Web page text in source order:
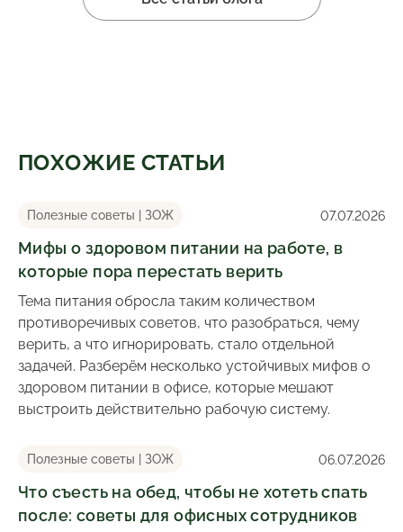
ПОХОЖИЕ СТАТЬИ
Полезные советы | ЗОЖ 07.07.2026
Мифы о здоровом питании на работе, в
которые пора перестать верить
Тема питания обросла таким количеством
противоречивых советов, что разобраться, чему
верить, а что игнорировать, стало отдельной
задачей. Разберём несколько устойчивых мифов о
здоровом питании в офисе, которые мешают
выстроить действительно рабочую систему.
Полезные советы | ЗОЖ 06.07.2026
Что съесть на обед, чтобы не хотеть спать
после: советы для офисных сотрудников